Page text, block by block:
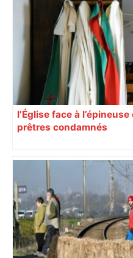
l’Église face à
prêtres condamnés